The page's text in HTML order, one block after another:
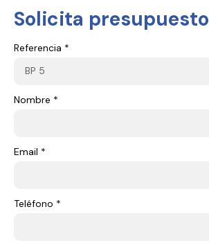
Solicita presupuesto
Referencia *
Nombre *
Email *
Teléfono *